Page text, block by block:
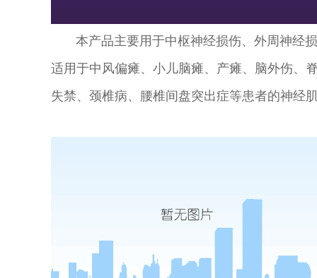
本产品主要用于中枢神经损伤、外周神经损
适用于中风偏瘫、小儿脑瘫、产瘫、脑外伤、
失禁、颈椎病、腰椎间盘突出症等患者的神经